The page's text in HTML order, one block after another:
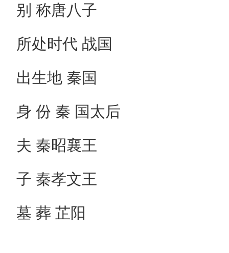
别 称唐八子
所处时代 战国
出生地 秦国
身 份 秦 国太后
夫 秦昭襄王
子 秦孝文王
墓 葬 芷阳